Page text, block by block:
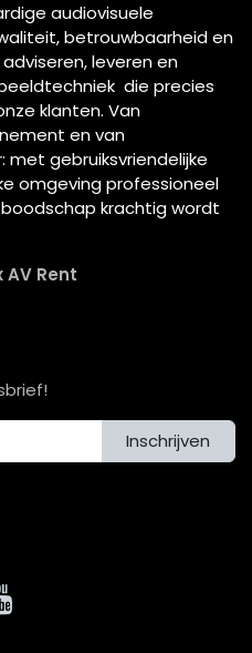
audiovisuele
betrouwbaarheid en
leveren en
die precies
klanten. Van
en van
gebruiksvriendelijke
omgeving professioneel
krachtig wordt
AV Rent
Inschrijven